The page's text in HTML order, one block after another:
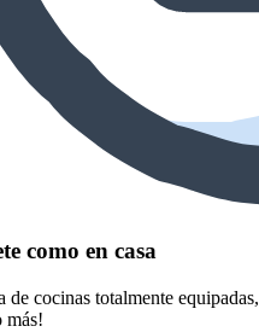
como en casa
de cocinas totalmente
más!